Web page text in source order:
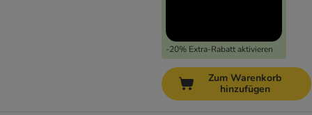
-20% Extra-Rabatt aktivieren
Zum Warenkorb
hinzufügen